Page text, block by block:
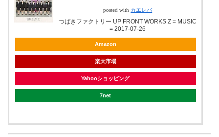
posted with カエレバ
つばきファクトリー UP FRONT WORKS Z = MUSIC
= 2017-07-26
Amazon
楽天市場
Yahooショッピング
7net